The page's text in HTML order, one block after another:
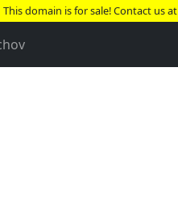
This domain is for sale! Contact us at